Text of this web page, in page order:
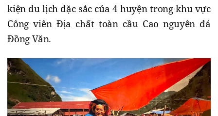
kiện du lịch đặc sắc của 4 huyện trong khu vực
Công viên Địa chất toàn cầu Cao nguyên đá
Đồng Văn.